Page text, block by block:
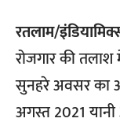
रतलाम/
रोजगार की तलाश
सुनहरे अवसर का
अगस्त 2021